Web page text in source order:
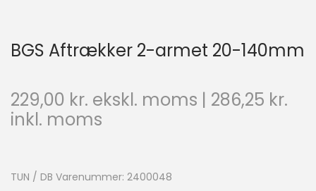
BGS Aftrækker 2-armet 20-140mm
229,00 kr. ekskl. moms | 286,25 kr.
inkl. moms
TUN / DB Varenummer: 2400048